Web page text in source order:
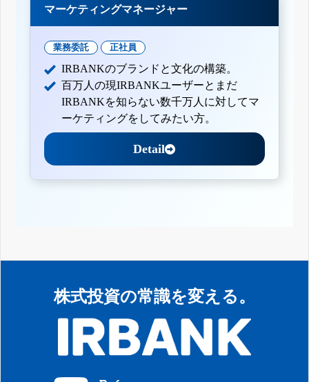
マーケティングマネージャー
業務委託 正社員
IRBANKのブランドと文化の構築。
百万人の現IRBANKユーザーとまだ
IRBANKを知らない数千万人に対してマ
ーケティングをしてみたい方。
Detail
株式投資の常識を変える。